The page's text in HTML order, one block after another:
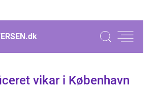
dk
vikar i København